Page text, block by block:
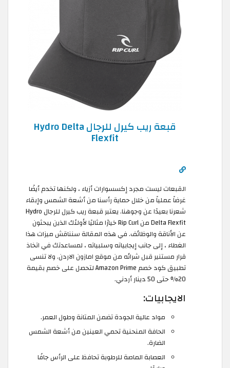
قبعة ريب كيرل للرجال Hydro Delta
Flexfit
القبعات ليست مجرد إكسسوارات أزياء ، ولكنها تخدم أيضًا
غرضاً عملياً من خلال حماية رأسنا من أشعة الشمس وإبقاء
شعرنا بعيدًا عن وجوهنا. يعتبر قبعة ريب كيرل للرجال Hydro
Delta Flexfit من Rip Curl خيارًا مثاليًا لأولئك الذين يبحثون
عن الأناقة والوظائف. في هذه المقالة سنناقش ميزات هذا
الغطاء ، إلى جانب إيجابياته وسلبياته ، لمساعدتك في اتخاذ
قرار مستنير قبل شرائه من موقع امازون الاردن. ولا تنسى
تطبيق كود خصم Amazon Prime لتحصل على خصم بقيمة
20% حتى 50 دينار أردني.
الايجابيات:
مواد عالية الجودة تضمن المتانة وطول العمر.
الحافة المنحنية تحمي العينين من أشعة الشمس
الضارة.
العصابة الماصة للرطوبة تحافظ على الرأس جافًا